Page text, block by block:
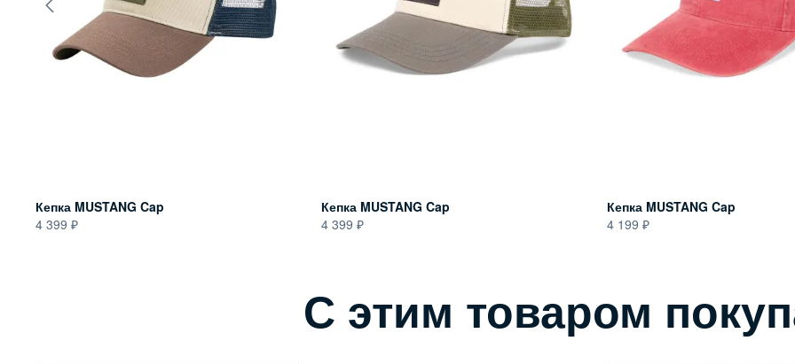
Кепка MUSTANG Cap
4 399
Кепка MUSTANG Cap
4 399
Кепка MUSTANG Cap
4 199
С этим товаром